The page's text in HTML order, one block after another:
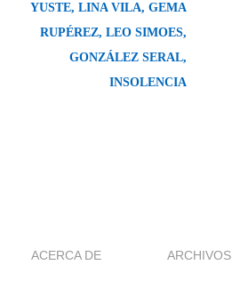
YUSTE, LINA VILA, GEMA
RUPÉREZ, LEO SIMOES,
GONZÁLEZ SERAL,
INSOLENCIA
ACERCA DE ARCHIVOS